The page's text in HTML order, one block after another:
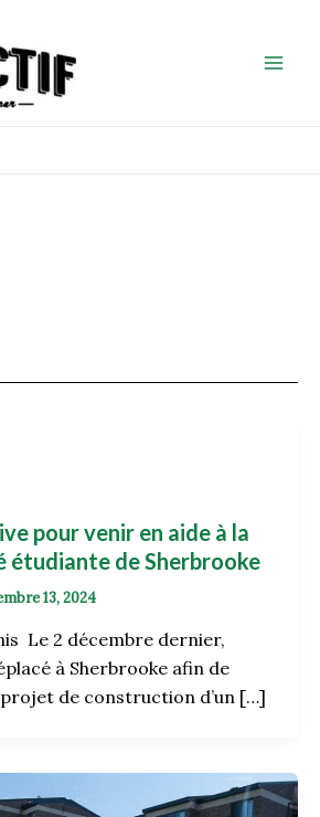
pour venir en aide à la
étudiante de Sherbrooke
13, 2024
Le 2 décembre dernier,
à Sherbrooke afin de
de construction d’un […]